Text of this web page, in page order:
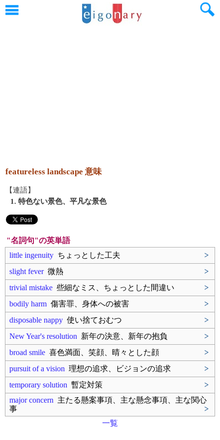
featureless landscape 意味
【連語】
1. 特色ない景色、平凡な景色
"名詞句"の英単語
little ingenuity ちょっとした工夫
>
slight fever微熱
>
trivial mistake 些細なミス、ちょっとした間違い
>
bodily harm 傷害罪、身体への被害
>
disposable nappy 使い捨ておむつ
>
New Year's resolution 新年の決意、新年の抱負
>
broad smile 喜色満面、笑顔、晴々とした顔
>
pursuit of a vision 理想の追求、ビジョンの追求
>
temporary solution 暫定対策
>
major concern 主たる懸案事項、主な懸念事項、主な関心
事
>
一覧